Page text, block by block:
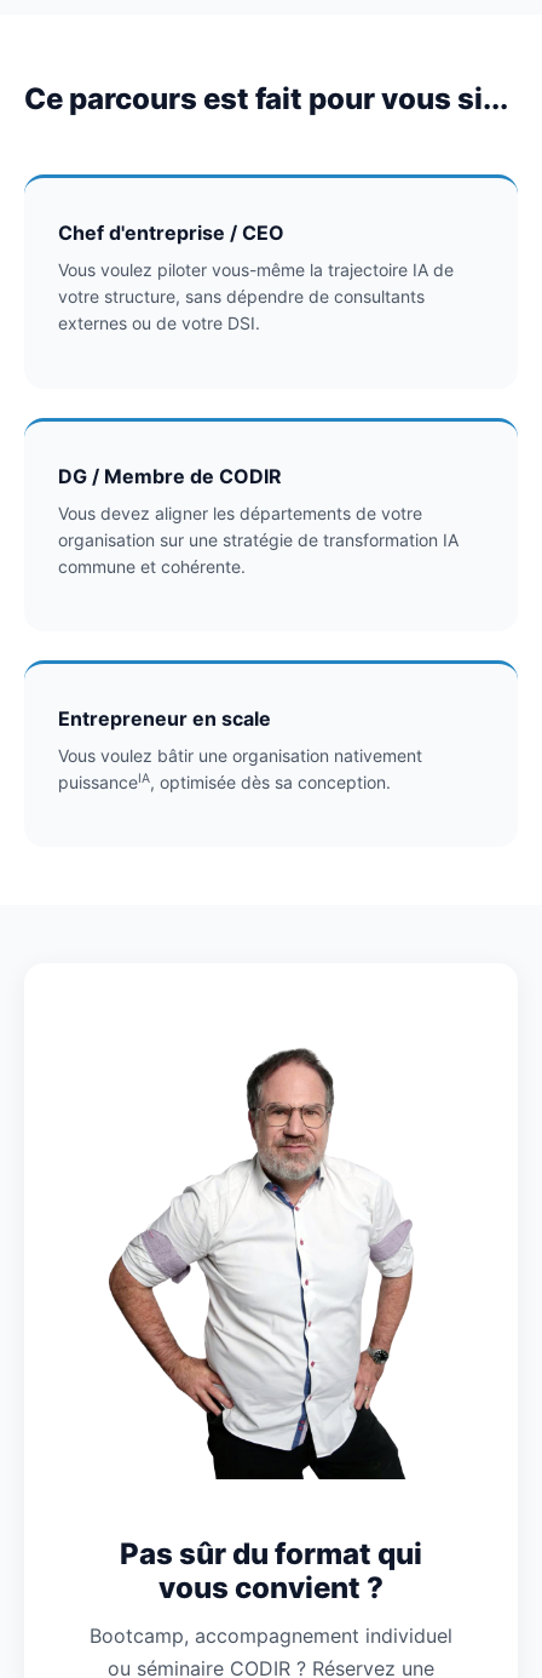
Ce parcours est fait pour vous si...
Chef d'entreprise / CEO
Vous voulez piloter vous-même la trajectoire IA de
votre structure, sans dépendre de consultants
externes ou de votre DSI.
DG / Membre de CODIR
Vous devez aligner les départements de votre
organisation sur une stratégie de transformation IA
commune et cohérente.
Entrepreneur en scale
Vous voulez bâtir une organisation nativement
puissanceIA, optimisée dès sa conception.
Pas sûr du format qui
vous convient ?
Bootcamp, accompagnement individuel
ou séminaire CODIR ? Réservez une